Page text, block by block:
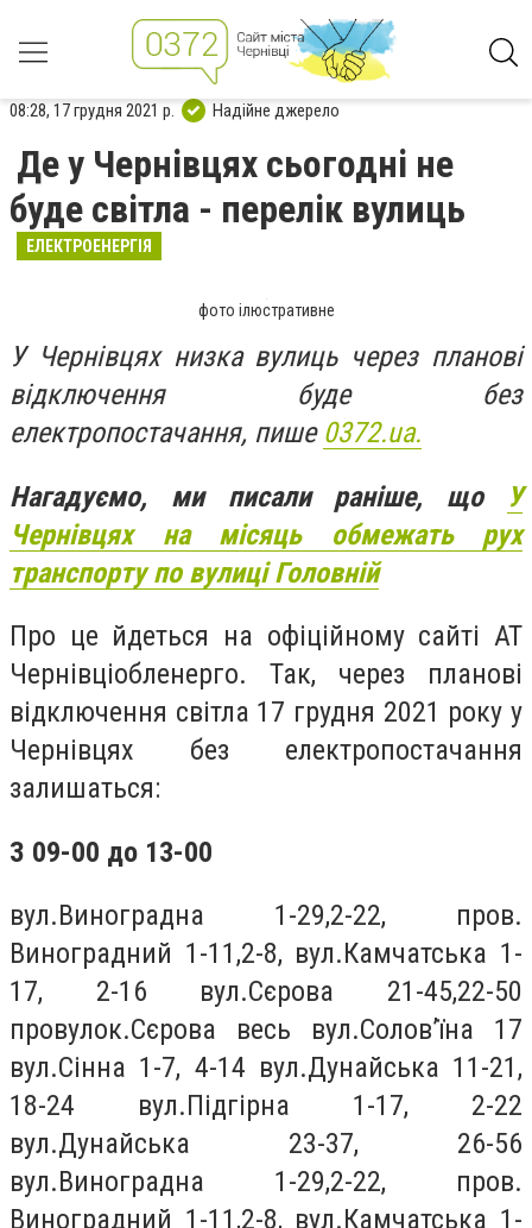
08:28, 17 грудня 2021 р. Надійне джерело
Де у Чернівцях сьогодні не
буде світла - перелік вулиць
ЕЛЕКТРОЕНЕРГІЯ
фото ілюстративне
У Чернівцях низка вулиць через планові
відключення буде без
електропостачання, пише 0372.ua.
Нагадуємо, ми писали раніше, що
У
Чернівцях на місяць обмежать рух
транспорту по вулиці Головній
Про це йдеться на офіційному сайті АТ
Чернівціобленерго. Так, через планові
відключення світла 17 грудня 2021 року у
Чернівцях без електропостачання
залишаться:
З 09-00 до 13-00
вул.Виноградна 1-29,2-22, пров.
Виноградний 1-11,2-8, вул.Камчатська 1-
17, 2-16 вул.Сєрова 21-45,22-50
провулок.Сєрова весь вул.Солов’їна 17
вул.Сiнна 1-7, 4-14 вул.Дунайська 11-21,
18-24 вул.Пiдгiрна 1-17, 2-22
вул.Дунайська 23-37, 26-56
вул.Виноградна 1-29,2-22, пров.
Виноградний 1-11,2-8, вул.Камчатська 1-